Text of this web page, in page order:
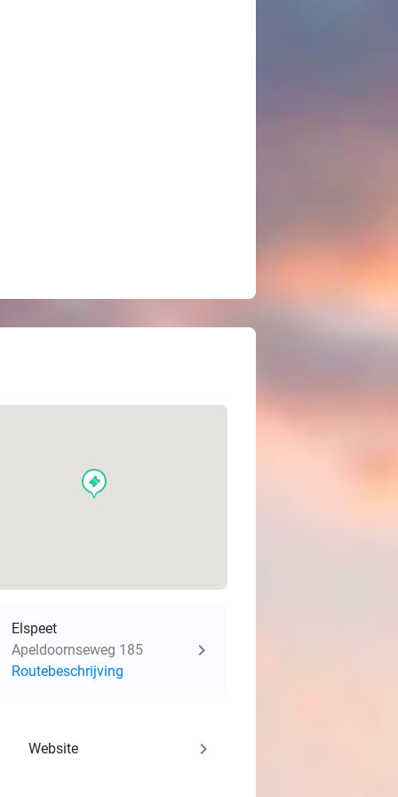
events
Elspeet
Apeldoornseweg 185
Routebeschrijving
Website keyboard_arrow_right